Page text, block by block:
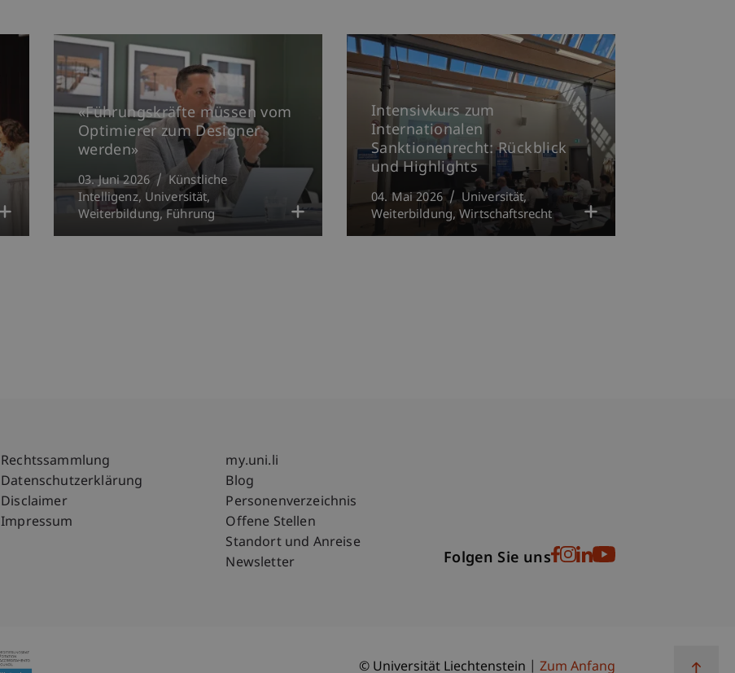
«Führungskräfte müssen vom
Optimierer zum Designer
werden»
03. Juni 2026
Künstliche
Intelligenz Universität
Weiterbildung Führung
Intensivkurs zum
Internationalen
Sanktionenrecht: Rückblick
und Highlights
04. Mai 2026
Universität
Weiterbildung Wirtschaftsrecht
Fußzeile Rechtliche Hinweise
Rechtssammlung
Datenschutzerklärung
Disclaimer
Impressum
Fußzeile Subdomain-Verzeichnis
my.uni.li
Blog
Personenverzeichnis
Offene Stellen
Standort und Anreise
Newsletter
Folgen Sie uns
© Universität Liechtenstein Zum Anfang